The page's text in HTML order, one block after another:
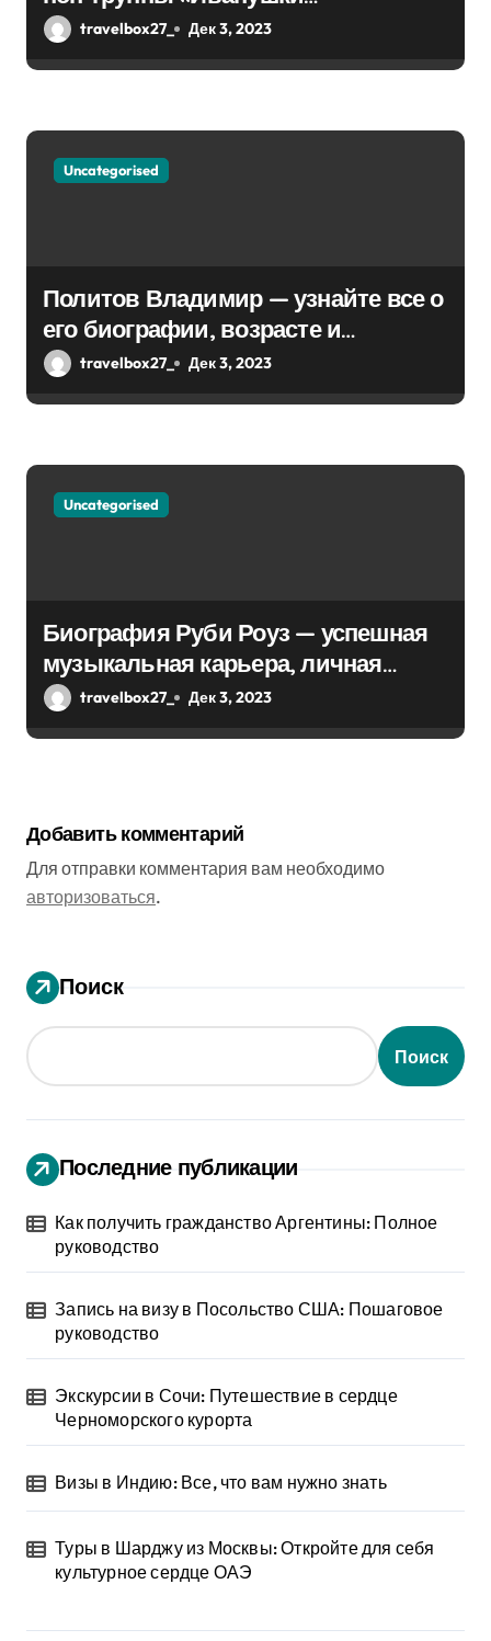
и
я
интернешнл» — история успеха,
travelbox27_ Дек 3, 2023
Uncategorised
Политов Владимир — узнайте все о
его биографии, возрасте и
впечатляющих достижениях!
travelbox27_ Дек 3, 2023
Uncategorised
Биография Руби Роуз — успешная
музыкальная карьера, личная
жизнь и знаковые достижения
travelbox27_ Дек 3, 2023
Добавить комментарий
Для отправки комментария вам необходимо
авторизоваться.
Поиск
Поиск
Последние публикации
Как получить гражданство Аргентины: Полное
руководство
Запись на визу в Посольство США: Пошаговое
руководство
Экскурсии в Сочи: Путешествие в сердце
Черноморского курорта
Визы в Индию: Все, что вам нужно знать
Туры в Шарджу из Москвы: Откройте для себя
культурное сердце ОАЭ